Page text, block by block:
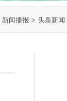
新闻播报 > 头条新闻